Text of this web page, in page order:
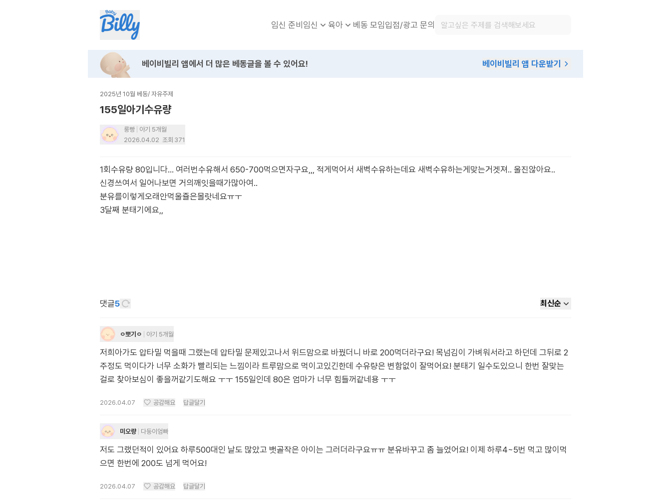
임신 준비임신 육아 베동 모임입점/광고 문의
베이비빌리 앱에서 더 많은 베동글을 볼 수 있어요! 베이비빌리 앱 다운받기
2025년 10월 베동/ 자유주제
155일아기수유량
룽빵
아기 5개월
2026.04.02 조회 371
1회수유량 80입니다… 여러번수유해서 650-700먹으면자구요,,, 적게먹어서 새벽수유하는데요 새벽수유하는게맞는거겟져.. 울진않아요..
신경쓰여서 일어나보면 거의깨잇을때가많아여..
분유를이렇게오래안먹울쥴은몰랏네요ㅠㅜ
3달째 분태기에요,,
댓글5 최신순
ㅇ뽀기ㅇ 아기 5개월
저희아가도 압타밀 먹을때 그랬는데 압타밀 문제있고나서 위드맘으로 바꿨더니 바로 200먹더라구요! 목넘김이 가벼워서라고 하던데 그뒤로 2
주정도 먹이다가 너무 소화가 빨리되는 느낌이라 트루맘으로 먹이고있긴한데 수유량은 변함없이 잘먹어요! 분태기 일수도있으니 한번 잘맞는
걸로 찾아보심이 좋을꺼같기도해요 ㅜㅜ 155일인데 80은 엄마가 너무 힘들꺼같네용 ㅜㅜ
2026.04.07 공감해요 답글달기
미오량 다둥이엄빠
저도 그랬던적이 있어요 하루500대인 날도 많았고 뱃골작은 아이는 그러더라구요ㅠㅠ 분유바꾸고 좀 늘었어요! 이제 하루4~5번 먹고 많이먹
으면 한번에 200도 넘게 먹어요!
2026.04.07 공감해요 답글달기